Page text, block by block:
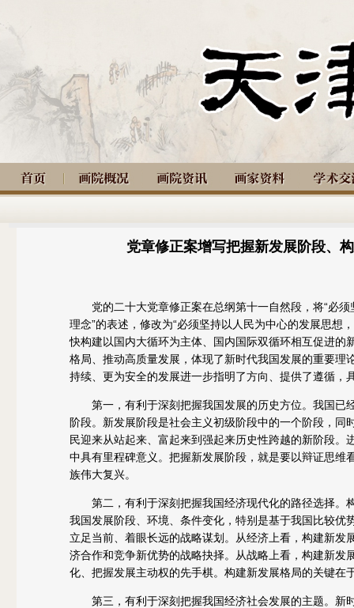
党章修正案增写把握新发展阶段、
党的二十大党章修正案在总纲第十一自然段，将“必须
理念”的表述，修改为“必须坚持以人民为中心的发展思
快构建以国内大循环为主体、国内国际双循环相互促进的
格局、推动高质量发展，体现了新时代我国发展的重要
持续、更为安全的发展进一步指明了方向、提供了遵循，
第一，有利于深刻把握我国发展的历史方位。我国已
阶段。新发展阶段是社会主义初级阶段中的一个阶段，
民迎来从站起来、富起来到强起来历史性跨越的新阶段
中具有里程碑意义。把握新发展阶段，就是要以辩证思
族伟大复兴。
第二，有利于深刻把握我国经济现代化的路径选择。
我国发展阶段、环境、条件变化，特别是基于我国比较
立足当前、着眼长远的战略谋划。从经济上看，构建新
济合作和竞争新优势的战略抉择。从战略上看，构建新
化、把握发展主动权的先手棋。构建新发展格局的关键
第三，有利于深刻把握我国经济社会发展的主题。新